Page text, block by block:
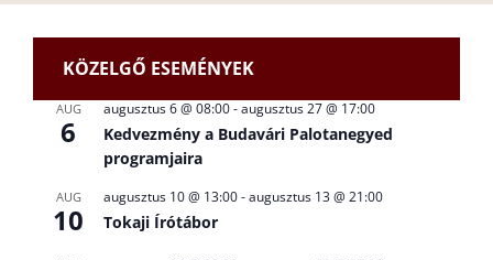
KÖZELGŐ ESEMÉNYEK
AUG
6
augusztus 6 @ 08:00-augusztus 27 @ 17:00
Kedvezmény a Budavári Palotanegyed
programjaira
AUG
10
augusztus 10 @ 13:00-augusztus 13 @ 21:00
Tokaji Írótábor